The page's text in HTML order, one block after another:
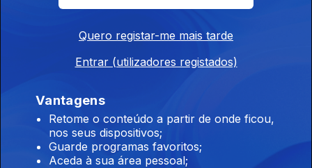
Cidadania 45
Quero registar-me mais tarde
Entrar (utilizadores registados)
Vantagens
Retome o conteúdo a partir de onde ficou,
nos seus dispositivos;
Guarde programas favoritos;
Aceda à sua área pessoal;